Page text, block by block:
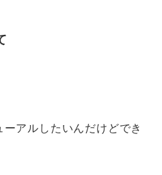
アルしたいんだけどでき